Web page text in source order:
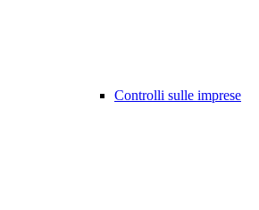
Controlli sulle imprese